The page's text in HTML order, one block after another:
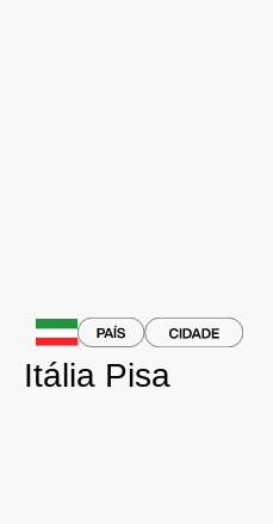
Itália Pisa